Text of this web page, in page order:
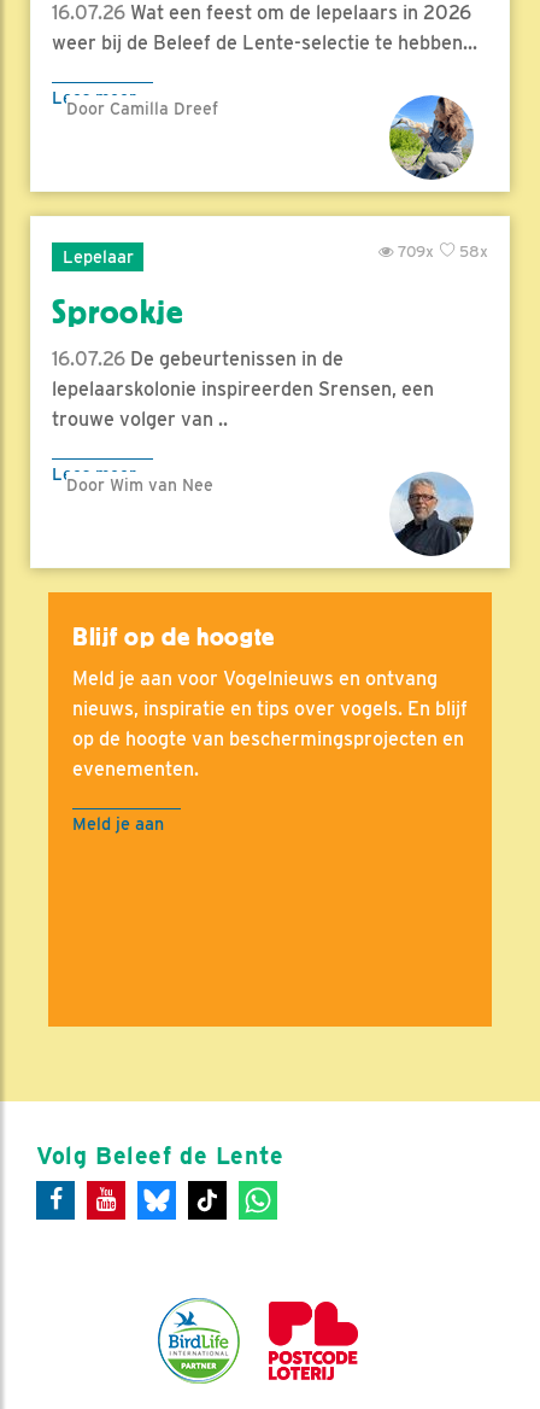
16.07.26 Wat een feest om de lepelaars in 2026
weer bij de Beleef de Lente-selectie te hebben...
Lees meer
Door Camilla Dreef
Lepelaar 58x
709x
Sprookje
16.07.26 De gebeurtenissen in de
lepelaarskolonie inspireerden Srensen, een
trouwe volger van ..
Lees meer
Door Wim van Nee
Blijf op de hoogte
Meld je aan voor Vogelnieuws en ontvang
nieuws, inspiratie en tips over vogels. En blijf
op de hoogte van beschermingsprojecten en
evenementen.
Meld je aan
Volg Beleef de Lente